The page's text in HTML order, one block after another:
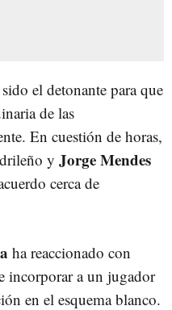
el detonante para que
de las
En cuestión de horas,
y Jorge Mendes
cerca de
ha reaccionado con
incorporar a un jugador
en el esquema blanco.